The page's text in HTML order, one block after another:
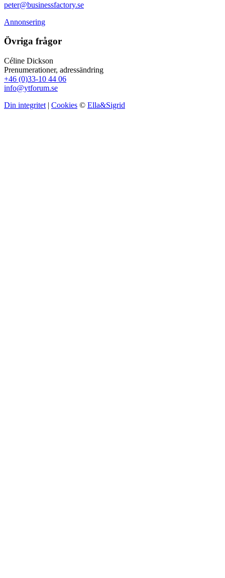
peter@businessfactory.se
Annonsering
Övriga frågor
Céline Dickson
Prenumerationer, adressändring
+46 (0)33-10 44 06
info@ytforum.se
Din integritet | Cookies © Ella&Sigrid